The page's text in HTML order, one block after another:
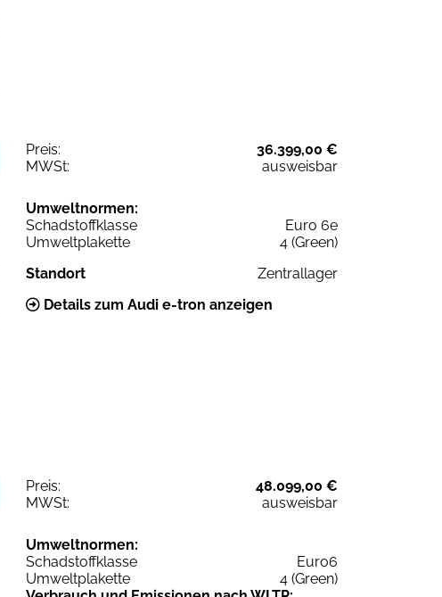
Preis:
36.399,00 €
MWSt:
ausweisbar
Umweltnormen:
Schadstoffklasse
Euro 6e
Umweltplakette
4 (Green)
Standort
Zentrallager
Details zum Audi e-tron anzeigen
Preis:
48.099,00 €
MWSt:
ausweisbar
Umweltnormen:
Schadstoffklasse
Euro6
Umweltplakette
4 (Green)